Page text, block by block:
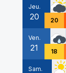
Jeu.
20 20
Ven.
21 18
Sam.